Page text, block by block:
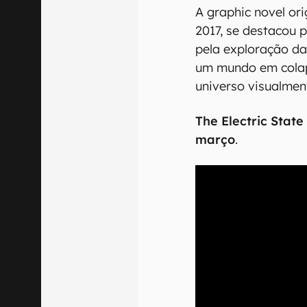
A graphic novel
2017, se destacou
pela exploração
um mundo em
universo
The Electric State
março.